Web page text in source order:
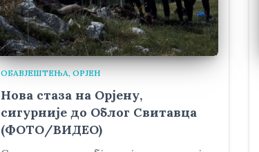
ОБАВЈЕШТЕЊА ОРЈЕН
Нова стаза на Орјену,
сигурније до Облог Свитавца
(ФОТО/ВИДЕО)